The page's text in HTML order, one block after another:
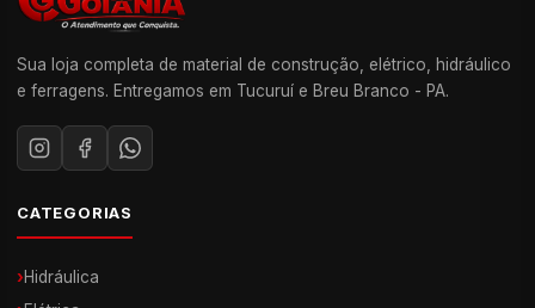
Sua loja completa de material de construção, elétrico, hidráulico
e ferragens. Entregamos em Tucuruí e Breu Branco - PA.
CATEGORIAS
›Hidráulica